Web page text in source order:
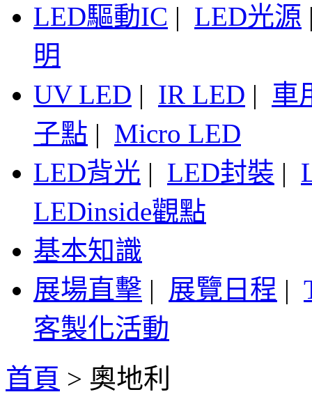
LED驅動IC | LED光源
明
UV LED | IR LED | 車
子點 | Micro LED
LED背光 | LED封裝 |
LEDinside觀點
基本知識
展場直擊 | 展覽日程 |
客製化活動
首頁 > 奧地利